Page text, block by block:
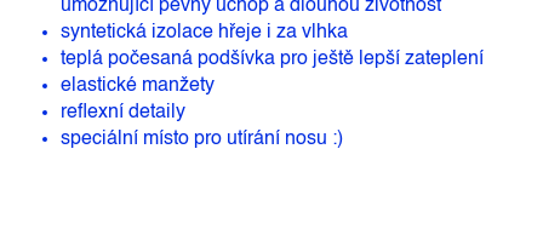
umožňující pevný úchop a dlouhou životnost
syntetická izolace hřeje i za vlhka
teplá počesaná podšívka pro ještě lepší zateplení
elastické manžety
reflexní detaily
speciální místo pro utírání nosu :)